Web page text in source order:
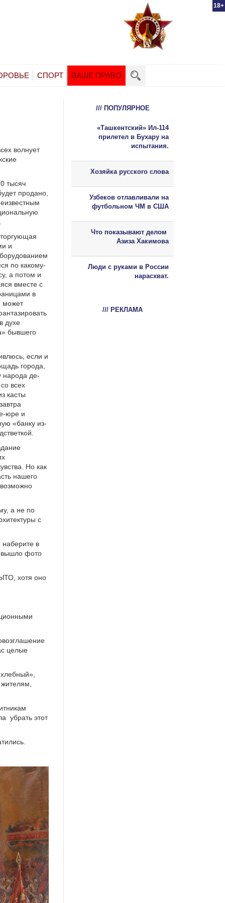
18+
СПОРТ ВАШЕ ПРАВО
волнует
тысяч
продано,
и
по какому-
а потом и
вместе с
в
может
духе
бывшего
если и
города,
народа де-
всех
касты
юре и
«банку из-
Но как
нашего
а не по
с
в
вышло фото
хотя оно
целые
убрать этот
/// ПОПУЛЯРНОЕ
«Ташкентский» Ил-114
прилетел в Бухару на
испытания.
Хозяйка русского слова
Узбеков отлавливали на
футбольном ЧМ в США
Что показывают делом
Азиза Хакимова
Люди с руками в России
нарасхват.
/// РЕКЛАМА